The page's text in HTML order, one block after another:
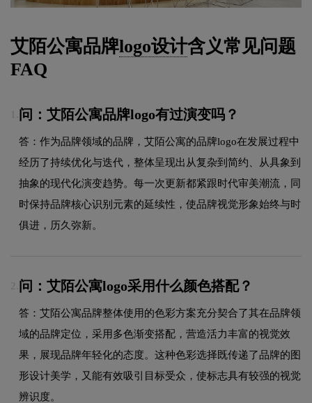
艾陌公寓品牌logo设计含义常见问题
FAQ
问：艾陌公寓品牌logo有过演变吗？
答：作为品牌领域的品牌，艾陌公寓的品牌logo在发展过程中
经历了持续优化与迭代，整体呈现出从复杂到简约、从具象到
抽象的现代化演变趋势。每一次更新都紧跟时代审美潮流，同
时保持品牌核心识别元素的延续性，使品牌视觉形象始终与时
俱进，历久弥新。
2. 问：艾陌公寓logo采用什么颜色搭配？
答：艾陌公寓品牌整体使用的色彩方案充分契合了其在品牌领
域的品牌定位，采用多色渐变搭配，营造活力丰富的视觉效
果，展现品牌年轻化的态度。这种色彩选择既传递了品牌的图
形设计美学，又能有效吸引目标受众，使标志具有较强的视觉
辨识度。